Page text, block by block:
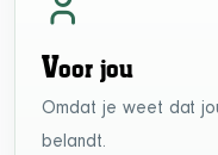
Voor jou
Omdat je weet dat
belandt.